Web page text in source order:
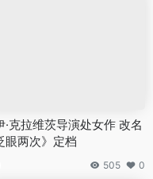
·克拉维茨导演处女作 改名
眼两次》定档
505 0